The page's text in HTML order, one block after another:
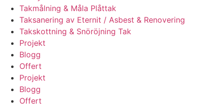
Takmålning & Måla Plåttak
Taksanering av Eternit / Asbest & Renovering
Takskottning & Snöröjning Tak
Projekt
Blogg
Offert
Projekt
Blogg
Offert